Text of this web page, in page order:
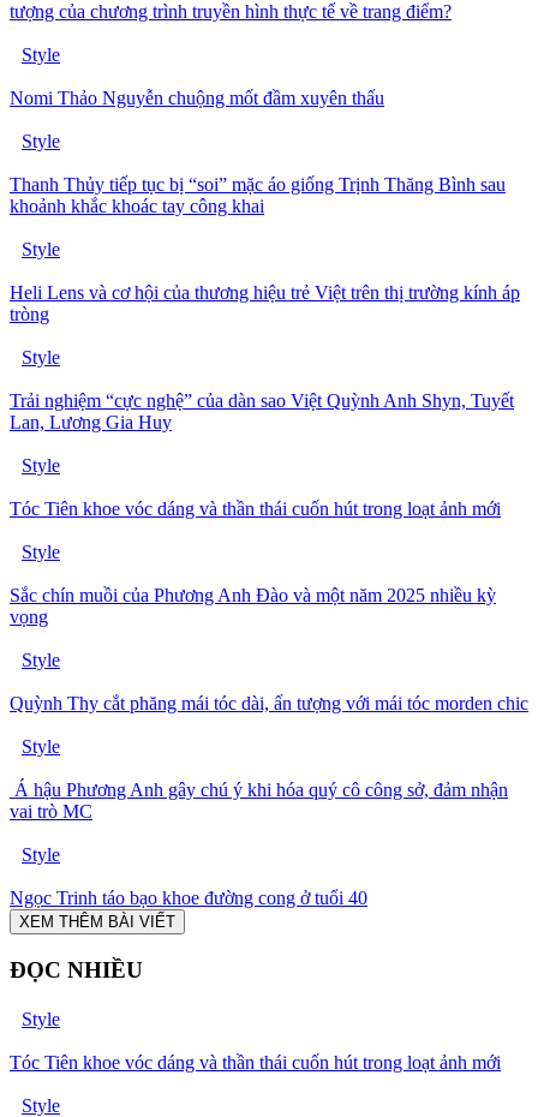
tượng của chương trình truyền hình thực tế về trang điểm?
Style
Nomi Thảo Nguyễn chuộng mốt đầm xuyên thấu
Style
Thanh Thủy tiếp tục bị “soi” mặc áo giống Trịnh Thăng Bình sau
khoảnh khắc khoác tay công khai
Style
Heli Lens và cơ hội của thương hiệu trẻ Việt trên thị trường kính áp
tròng
Style
Trải nghiệm “cực nghệ” của dàn sao Việt Quỳnh Anh Shyn, Tuyết
Lan, Lương Gia Huy
Style
Tóc Tiên khoe vóc dáng và thần thái cuốn hút trong loạt ảnh mới
Style
Sắc chín muồi của Phương Anh Đào và một năm 2025 nhiều kỳ
vọng
Style
Quỳnh Thy cắt phăng mái tóc dài, ấn tượng với mái tóc morden chic
Style
Á hậu Phương Anh gây chú ý khi hóa quý cô công sở, đảm nhận
vai trò MC
Style
Ngọc Trinh táo bạo khoe đường cong ở tuổi 40
XEM THÊM BÀI VIẾT
ĐỌC NHIỀU
Style
Tóc Tiên khoe vóc dáng và thần thái cuốn hút trong loạt ảnh mới
Style